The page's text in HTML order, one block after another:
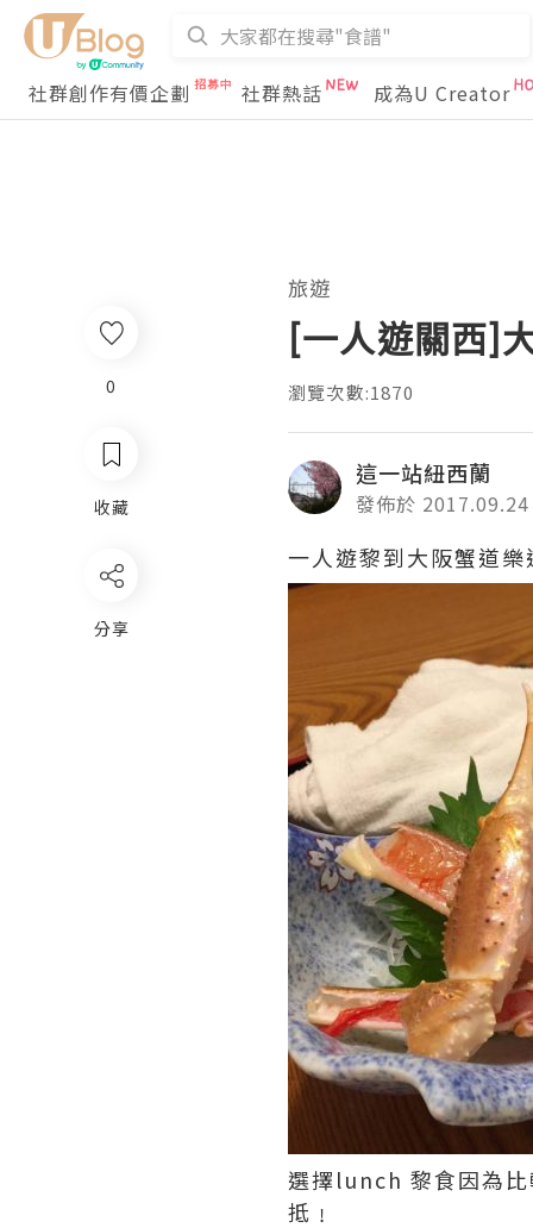
社群創作有價企劃 社群熱話 成為U Creator
0
收藏
分享
旅遊
[一人遊關西]
瀏覽次數:1870
這一站紐西蘭
發佈於 2017.09.24
一人遊黎到大阪蟹道
選擇lunch 黎食因為
抵﹗